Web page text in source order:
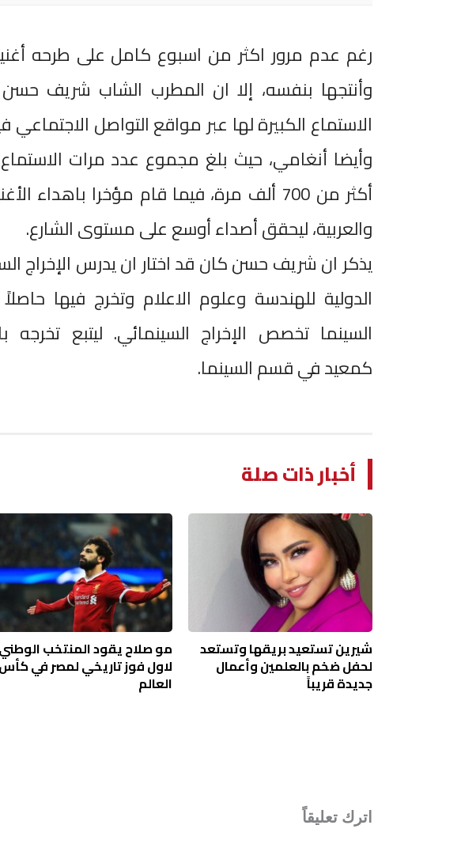
رغم عدم مرور اكثر من اسبوع كامل على طرحه
وأنتجها بنفسه، إلا ان المطرب الشاب شريف
الاستماع الكبيرة لها عبر مواقع التواصل
وأيضا أنغامي، حيث بلغ مجموع عدد مرات
أكثر من 700 ألف مرة، فيما قام مؤخرا
والعربية، ليحقق أصداء أوسع على مستوى الشارع.
يذكر ان شريف حسن كان قد اختار ان يدرس الإخراج
الدولية للهندسة وعلوم الاعلام وتخرج فيها
السينما تخصص الإخراج السينمائي. ليتبع تخرجه
كمعيد في قسم السينما.
أخبار ذات صلة
شيرين تستعيد بريقها وتستعد
لحفل ضخم بالعلمين وأعمال
جديدة قريباً
مو صلاح يقود المنتخب الوطني
لاول فوز تاريخي لمصر في كأس
العالم
اترك تعليقاً